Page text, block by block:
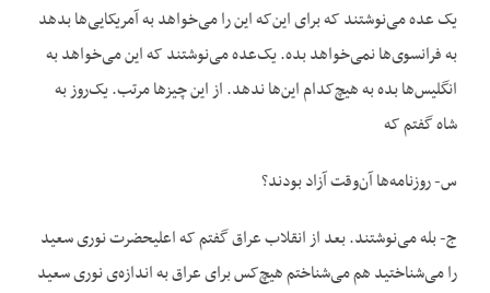
یک عده می‌نوشتند که برای این‌که این را می‌خواهد به آمریکایی‌ها بدهد
به فرانسوی‌ها نمی‌خواهد بده. یک‌عده می‌نوشتند که این می‌خواهد به
انگلیس‌ها بده به هیچ‌کدام این‌ها ندهد. از این چیزها مرتب. یک‌روز به
شاه گفتم که
س- روزنامه‌ها آن‌وقت آزاد بودند؟
ج- بله می‌نوشتند. بعد از انقلاب عراق گفتم که اعلیحضرت نوری سعید
را می‌شناختید هم می‌شناختم هیچ‌کس برای عراق به اندازه‌ی نوری سعید